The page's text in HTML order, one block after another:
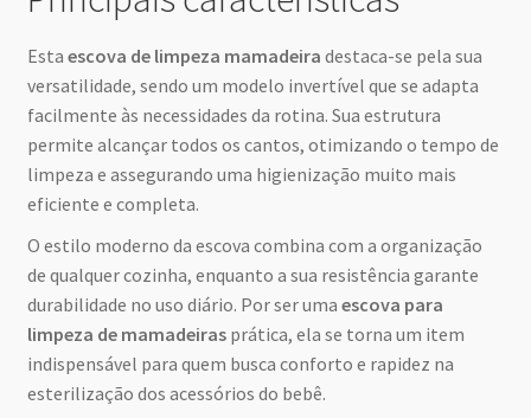
Esta escova de limpeza mamadeira destaca-se pela sua
versatilidade, sendo um modelo invertível que se adapta
facilmente às necessidades da rotina. Sua estrutura
permite alcançar todos os cantos, otimizando o tempo de
limpeza e assegurando uma higienização muito mais
eficiente e completa.
O estilo moderno da escova combina com a organização
de qualquer cozinha, enquanto a sua resistência garante
durabilidade no uso diário. Por ser uma escova para
limpeza de mamadeirasprática, ela se torna um item
indispensável para quem busca conforto e rapidez na
esterilização dos acessórios do bebê.